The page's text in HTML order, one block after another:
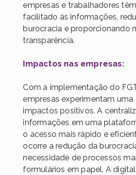
empresas e trabalhadores
facilitado às informações,
burocracia e proporcionando
transparência.
Impactos nas empresas:
Com a implementação do
empresas experimentam uma
impactos positivos. A
informações em uma
o acesso mais rápido e
ocorre a redução da
necessidade de processos
formulários em papel. A